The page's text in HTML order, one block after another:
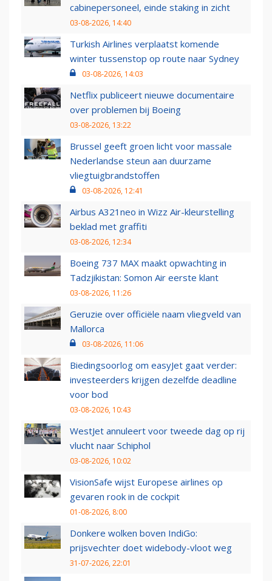
cabinepersoneel, einde staking in zicht
03-08-2026, 14:40
Turkish Airlines verplaatst komende
winter tussenstop op route naar Sydney
03-08-2026, 14:03
Netflix publiceert nieuwe documentaire
over problemen bij Boeing
03-08-2026, 13:22
Brussel geeft groen licht voor massale
Nederlandse steun aan duurzame
vliegtuigbrandstoffen
03-08-2026, 12:41
Airbus A321neo in Wizz Air-kleurstelling
beklad met graffiti
03-08-2026, 12:34
Boeing 737 MAX maakt opwachting in
Tadzjikistan: Somon Air eerste klant
03-08-2026, 11:26
Geruzie over officiële naam vliegveld van
Mallorca
03-08-2026, 11:06
Biedingsoorlog om easyJet gaat verder:
investeerders krijgen dezelfde deadline
voor bod
03-08-2026, 10:43
WestJet annuleert voor tweede dag op rij
vlucht naar Schiphol
03-08-2026, 10:02
VisionSafe wijst Europese airlines op
gevaren rook in de cockpit
01-08-2026, 8:00
Donkere wolken boven IndiGo:
prijsvechter doet widebody-vloot weg
31-07-2026, 22:01